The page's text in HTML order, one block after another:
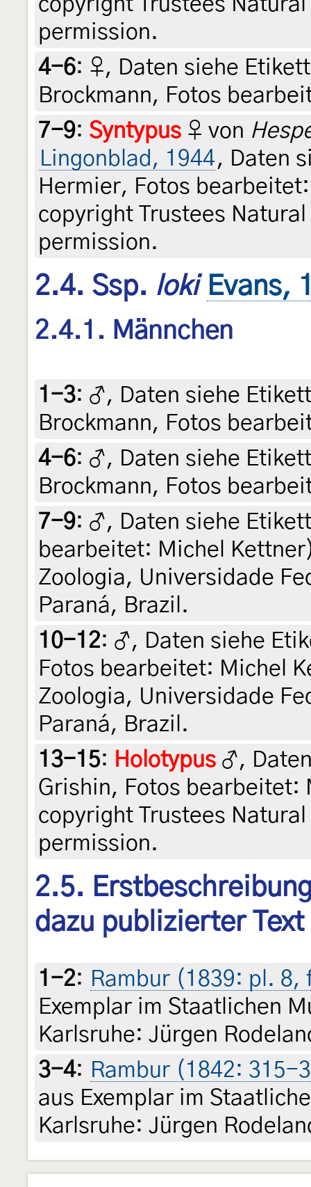
permission.
4-6: ♀, Daten siehe
Brockmann, Fotos
7-9: Syntypus ♀ von
Lingonblad, 1944, Daten
Hermier, Fotos
copyright Trustees
permission.
2.4. Ssp. loki Evans,
2.4.1. Männchen
1-3: ♂, Daten siehe
Brockmann, Fotos
4-6: ♂, Daten siehe
Brockmann, Fotos
7-9: ♂, Daten siehe
bearbeitet: Michel
Zoologia, Universidade
Paraná, Brazil.
10-12: ♂, Daten siehe
Fotos bearbeitet: Michel
Zoologia, Universidade
Paraná, Brazil.
13-15: Holotypus ♂,
Grishin, Fotos
copyright Trustees
permission.
2.5.
dazu publizierter Text
1-2: Rambur (1839: pl. 8,
Exemplar im Staatlichen
Karlsruhe: Jürgen
3-4: Rambur (1842: 315-
aus Exemplar im
Karlsruhe: Jürgen